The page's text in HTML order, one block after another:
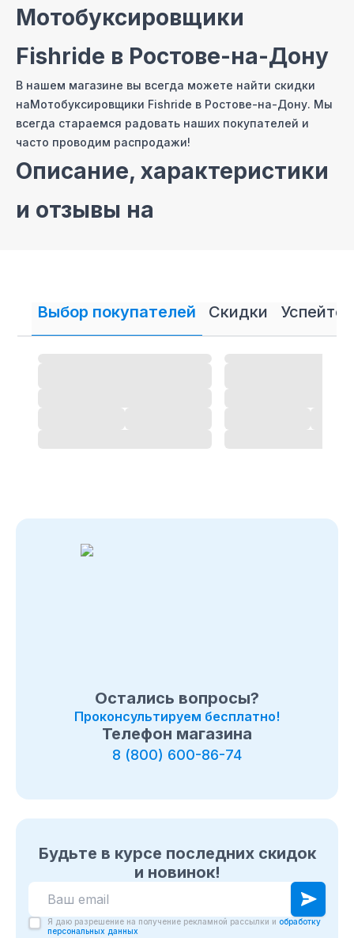
Мотобуксировщики
Fishride в Ростове-на-Дону
В нашем магазине вы всегда можете найти скидки
наМотобуксировщики Fishride в Ростове-на-Дону. Мы
всегда стараемся радовать наших покупателей и
часто проводим распродажи!
Описание, характеристики
и отзывы на
На сайте нашего интернет магазина мы постарались
собрать самые полные описания и технические
характеристики наМотобуксировщики Fishride. Также
Мотобуксировщики Fishride и оставить свой отзыв.
Мотобуксировщики
Позвоните нам по телефону магазина
8 (495) 108-26-32 или 8 (800) 511-73-19. Мы с
Выбор покупателей Скидки Успейте
Остались вопросы?
Проконсультируем бесплатно!
Телефон магазина
8 (800) 600-86-74
Будьте в курсе последних скидок
и новинок!
Я даю разрешение на получение рекламной рассылки и обработку
персональных данных